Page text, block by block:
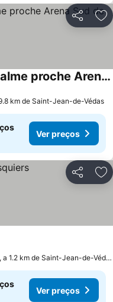
Partilhar
Logement neuf climatisé calme proche Arena Sud de France
km de Saint-Jean-de-Védas
Ver preços
Partilhar
Lavérune, a 1.2 km de Saint-Jean-de-Védas
Ver preços